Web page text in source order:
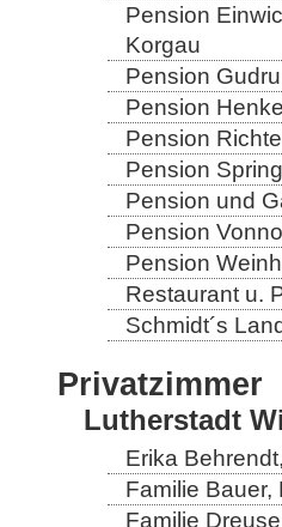
Pension
Korgau
Pension
Pension
Pension
Pension
Pension und
Pension
Pension
Restaurant u.
Schmidt´s
Privatzimmer
Lutherstadt
Erika
Familie Bauer,
Familie